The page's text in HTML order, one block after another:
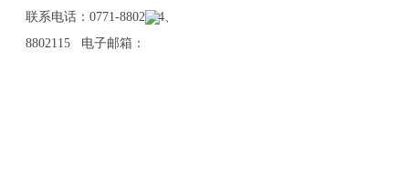
联系电话：0771-8802114、
8802115 电子邮箱：